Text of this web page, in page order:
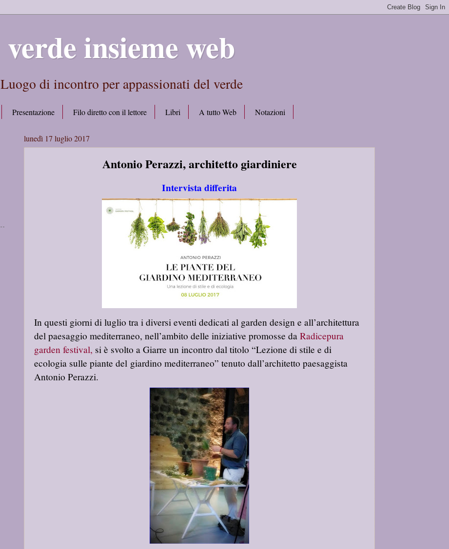
verde insieme web
Luogo di incontro per appassionati del verde
Presentazione Filo diretto con il lettore Libri A tutto Web Notazioni
lunedì 17 luglio 2017
Antonio Perazzi, architetto giardiniere
Intervista differita
In questi giorni di luglio tra i diversi eventi dedicati al garden design e all’architettura
del paesaggio mediterraneo, nell’ambito delle iniziative promosse da Radicepura
garden festival, si è svolto a Giarre un incontro dal titolo “Lezione di stile e di
ecologia sulle piante del giardino mediterraneo” tenuto dall’architetto paesaggista
Antonio Perazzi.